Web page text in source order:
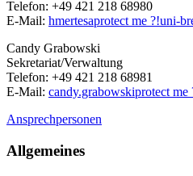
Telefon: +49 421 218 68980
E-Mail: hmertesaprotect me ?!uni-
Candy Grabowski
Sekretariat/Verwaltung
Telefon: +49 421 218 68981
E-Mail: candy.grabowskiprotect me
Ansprechpersonen
Allgemeines